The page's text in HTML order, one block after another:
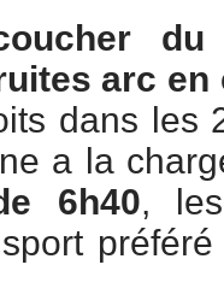
du
arc en
dans les
a la
6h40,